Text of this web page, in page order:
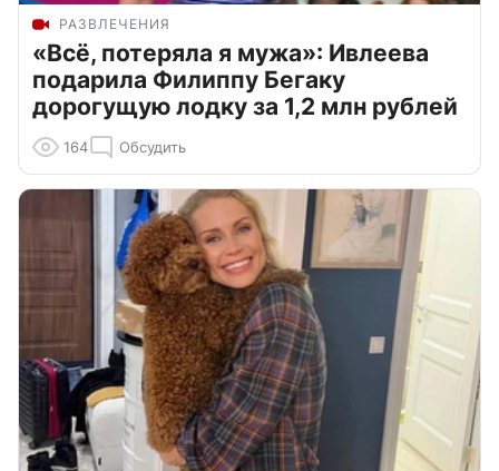
РАЗВЛЕЧЕНИЯ
«Всё, потеряла я мужа»: Ивлеева
подарила Филиппу Бегаку
дорогущую лодку за 1,2 млн рублей
164 Обсудить